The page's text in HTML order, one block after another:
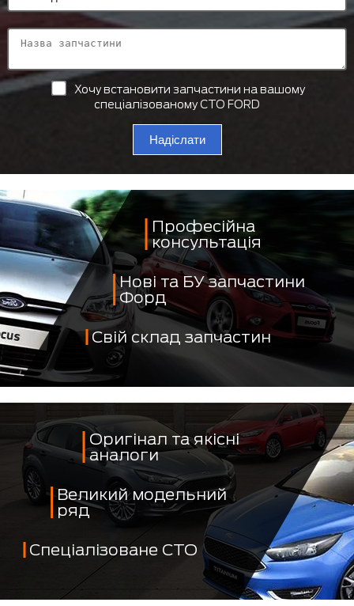
Хочу встановити запчастини на вашому
спеціалізованому СТО FORD
Надіслати
Професійна
консультація
Нові та БУ запчастини
Форд
Свій склад запчастин
Оригінал та якісні
аналоги
Великий модельний
ряд
Спеціалізоване СТО